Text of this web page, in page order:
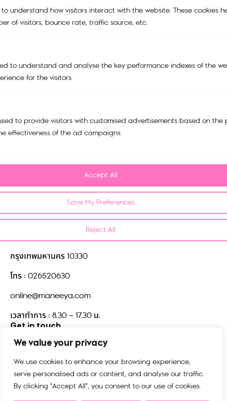
We value your privacy
We use cookies to enhance your browsing experience,
serve personalised ads or content, and analyse our traffic.
By clicking "Accept All", you consent to our use of cookies.
understand how visitors interact with the website. These cookies
of visitors, bounce rate, traffic source, etc.
to understand and analyse the key performance indexes of the
for the visitors.
to provide visitors with customised advertisements based on the
effectiveness of the ad campaigns.
Reject All
Save My Preferences
Accept All
TRAVEL BAGS
Tracking Order
FAQ
บริษัท มณียาคอนเซพทส์ จำกัด
518/5 ตึกมณียาเซ็นเตอร์ชั้น 15
แขวงปทุมวัน เขตปทุมวัน
กรุงเทพมหานคร 10330
โทร : 026520630
online@maneeya.com
เวลาทำการ : 8.30 – 17.30 น.
Get in touch